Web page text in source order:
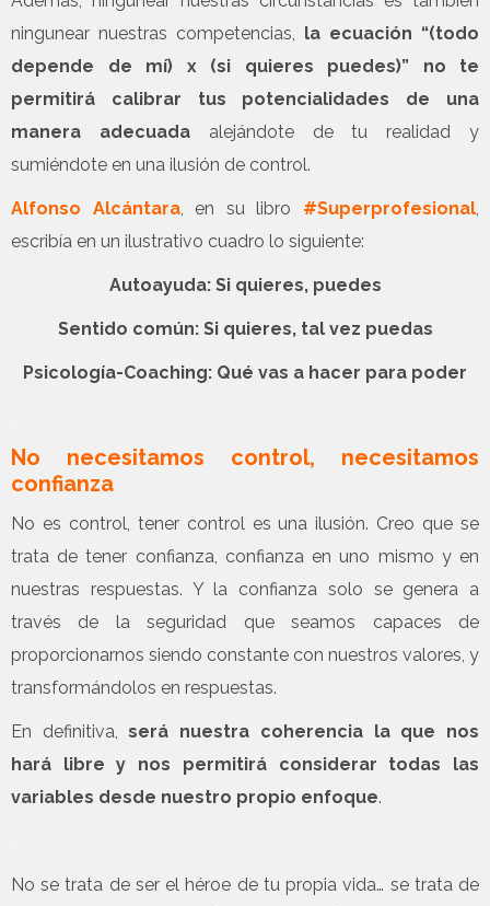
ningunear nuestras competencias, la ecuación “(todo
depende de mí) x (si quieres puedes)” no te
permitirá calibrar tus potencialidades de una
manera adecuadaalejándote de tu realidad y
sumiéndote en una ilusión de control.
Alfonso Alcántara, en su libro #Superprofesional,
escribía en un ilustrativo cuadro lo siguiente:
Autoayuda: Si quieres, puedes
Sentido común: Si quieres, tal vez puedas
Psicología-Coaching: Qué vas a hacer para poder
No necesitamos control, necesitamos
confianza
No es control, tener control es una ilusión. Creo que se
trata de tener confianza, confianza en uno mismo y en
nuestras respuestas. Y la confianza solo se genera a
través de la seguridad que seamos capaces de
proporcionarnos siendo constante con nuestros valores, y
transformándolos en respuestas.
En definitiva,será nuestra coherencia la que nos
hará libre y nos permitirá considerar todas las
variables desde nuestro propio enfoque.
No se trata de ser el héroe de tu propia vida… se trata de